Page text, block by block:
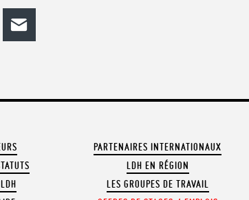
LinkedIn
PARTENAIRES INTERNATIONAUX
LDH EN RÉGION
LES GROUPES DE TRAVAIL